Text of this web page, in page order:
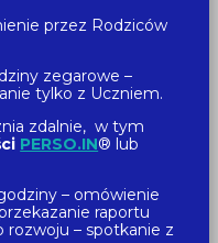
przez Rodziców
zegarowe –
tylko z Uczniem.
zdalnie, w tym
PERSO.IN® lub
– omówienie
raportu
rozwoju – spotkanie z